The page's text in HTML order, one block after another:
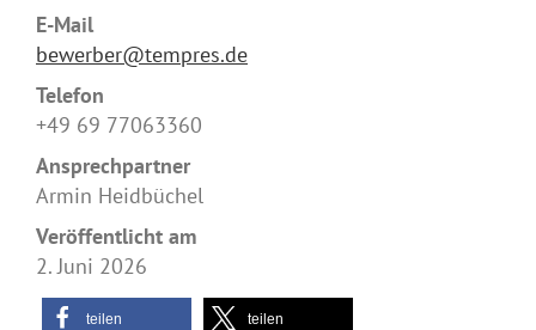
E-Mail
bewerber@tempres.de
Telefon
+49 69 77063360
Ansprechpartner
Armin Heidbüchel
Veröffentlicht am
2. Juni 2026
teilen teilen